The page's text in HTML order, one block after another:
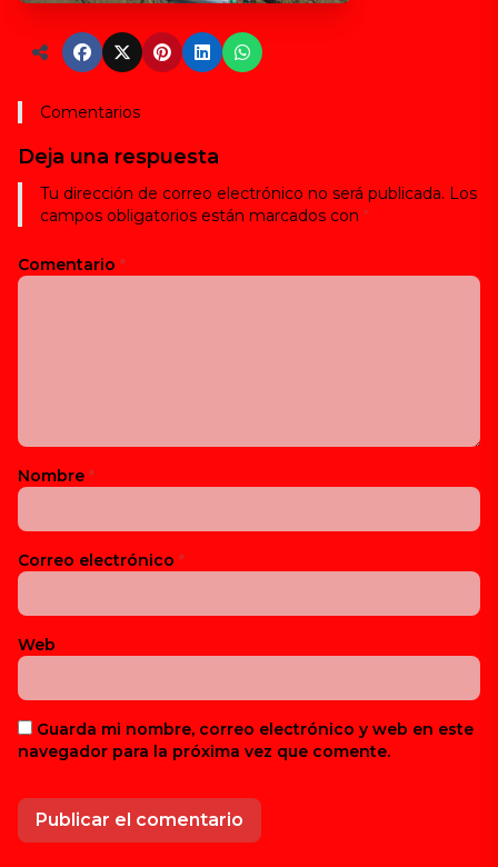
Comentarios
Deja una respuesta
Tu dirección de correo electrónico no será publicada. Los
campos obligatorios están marcados con *
Comentario *
Nombre *
Correo electrónico *
Web
Guarda mi nombre, correo electrónico y web en este
navegador para la próxima vez que comente.